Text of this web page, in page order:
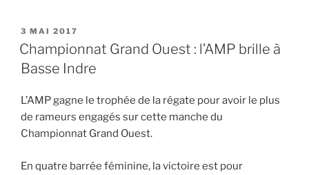
PUBLIÉ
LE
3 MAI 2017
Championnat Grand Ouest : l’AMP brille à
Basse Indre
L’AMP gagne le trophée de la régate pour avoir le plus
de rameurs engagés sur cette manche du
Championnat Grand Ouest.
En quatre barrée féminine, la victoire est pour